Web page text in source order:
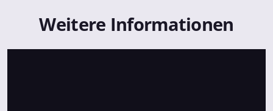
Weitere Informationen